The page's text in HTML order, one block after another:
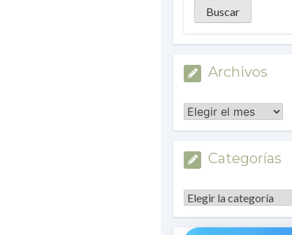
Archivos
Archivos
Categorías
Categorías